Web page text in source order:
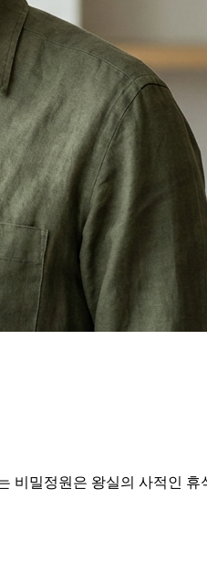
비밀정원은 왕실의 사적인